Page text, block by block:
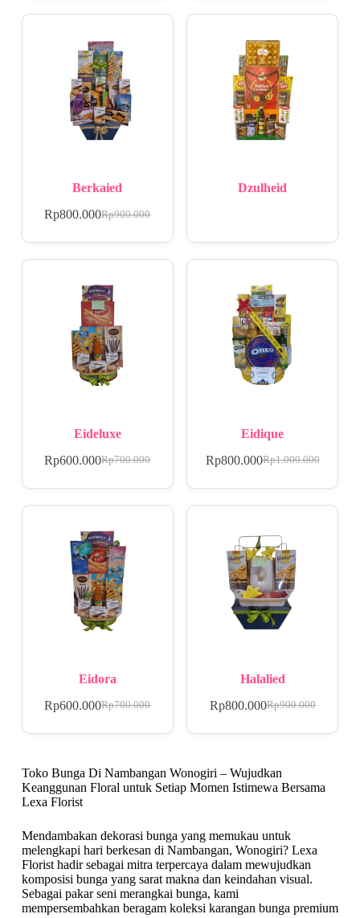
Berkaied
Rp900.000
Rp800.000
Dzulheid
Eideluxe
Rp700.000
Rp600.000
Eidique
Rp1.000.000
Rp800.000
Eidora
Rp700.000
Rp600.000
Halalied
Rp900.000
Rp800.000
Toko Bunga Di Nambangan Wonogiri – Wujudkan
Keanggunan Floral untuk Setiap Momen Istimewa Bersama
Lexa Florist
Mendambakan dekorasi bunga yang memukau untuk
melengkapi hari berkesan di Nambangan, Wonogiri? Lexa
Florist hadir sebagai mitra terpercaya dalam mewujudkan
komposisi bunga yang sarat makna dan keindahan visual.
Sebagai pakar seni merangkai bunga, kami
mempersembahkan beragam koleksi karangan bunga premium